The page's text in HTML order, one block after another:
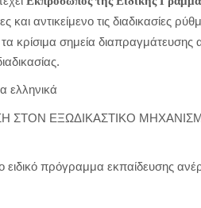
και αντικείμενο τις διαδικασίες
τα κρίσιμα σημεία
ελληνικά
ΣΤΟΝ ΕΞΩΔΙΚΑΣΤΙΚΟ
πρόγραμμα εκπαίδευσης